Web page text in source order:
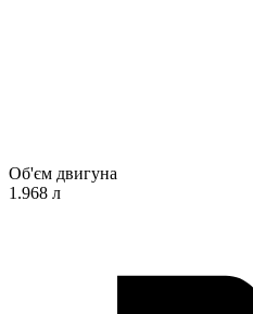
Об'єм двигуна
1.968 л